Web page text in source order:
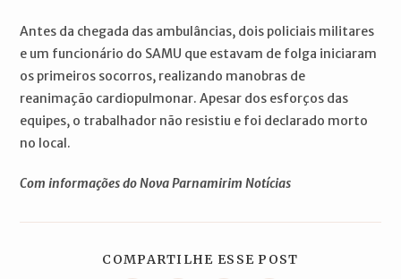
Antes da chegada das ambulâncias, dois policiais militares
e um funcionário do SAMU que estavam de folga iniciaram
os primeiros socorros, realizando manobras de
reanimação cardiopulmonar. Apesar dos esforços das
equipes, o trabalhador não resistiu e foi declarado morto
no local.
Com informações do Nova Parnamirim Notícias
COMPARTILHE ESSE POST